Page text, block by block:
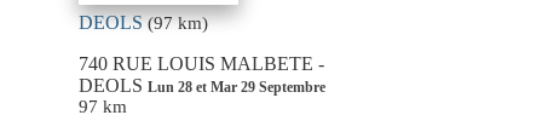
DEOLS(97 km)
740 RUE LOUIS MALBETE -
DEOLS Lun 28 et Mar 29 Septembre
97 km